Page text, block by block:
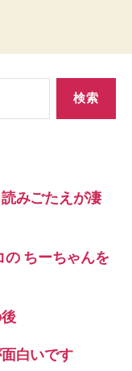
みごたえが凄
の ちーちゃんを
白いです